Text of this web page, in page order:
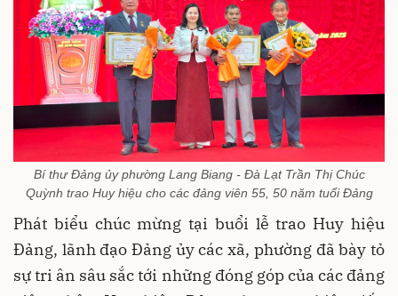
Bí thư Đảng ủy phường Lang Biang - Đà Lạt Trần Thị Chúc
Quỳnh trao Huy hiệu cho các đảng viên 55, 50 năm tuổi Đảng
Phát biểu chúc mừng tại buổi lễ trao Huy hiệu
Đảng, lãnh đạo Đảng ủy các xã, phường đã bày tỏ
sự tri ân sâu sắc tới những đóng góp của các đảng